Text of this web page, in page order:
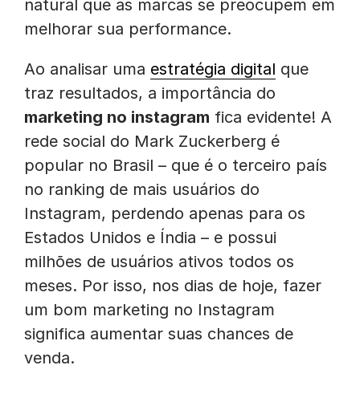
natural que as marcas se preocupem em
melhorar sua performance.
Ao analisar uma estratégia digital que
traz resultados, a importância do
marketing no instagram fica evidente! A
rede social do Mark Zuckerberg é
popular no Brasil – que é o terceiro país
no ranking de mais usuários do
Instagram, perdendo apenas para os
Estados Unidos e Índia – e possui
milhões de usuários ativos todos os
meses. Por isso, nos dias de hoje, fazer
um bom marketing no Instagram
significa aumentar suas chances de
venda.